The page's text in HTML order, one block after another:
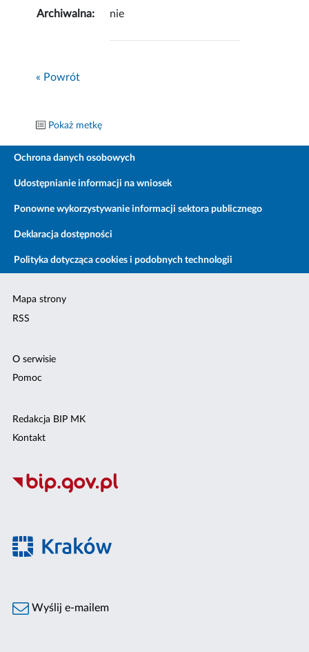
Archiwalna: nie
« Powrót
Pokaż metkę
Ochrona danych osobowych
Udostępnianie informacji na wniosek
Ponowne wykorzystywanie informacji sektora publicznego
Deklaracja dostępności
Polityka dotycząca cookies i podobnych technologii
Mapa strony
RSS
O serwisie
Pomoc
Redakcja BIP MK
Kontakt
Wyślij e-mailem